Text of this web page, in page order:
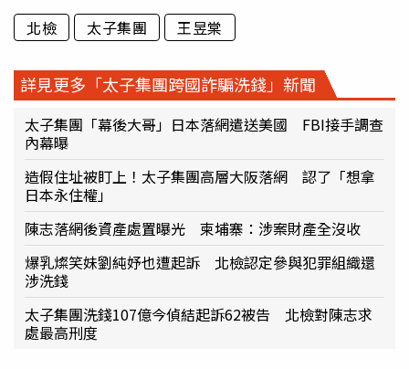
北檢 太子集團 王昱棠
詳見更多「太子集團跨國詐騙洗錢」新聞
太子集團「幕後大哥」日本落網遣送美國 FBI接手調查
內幕曝
造假住址被盯上！太子集團高層大阪落網 認了「想拿
日本永住權」
陳志落網後資產處置曝光 柬埔寨：涉案財產全沒收
爆乳燦笑妹劉純妤也遭起訴 北檢認定參與犯罪組織還
涉洗錢
太子集團洗錢107億今偵結起訴62被告 北檢對陳志求
處最高刑度